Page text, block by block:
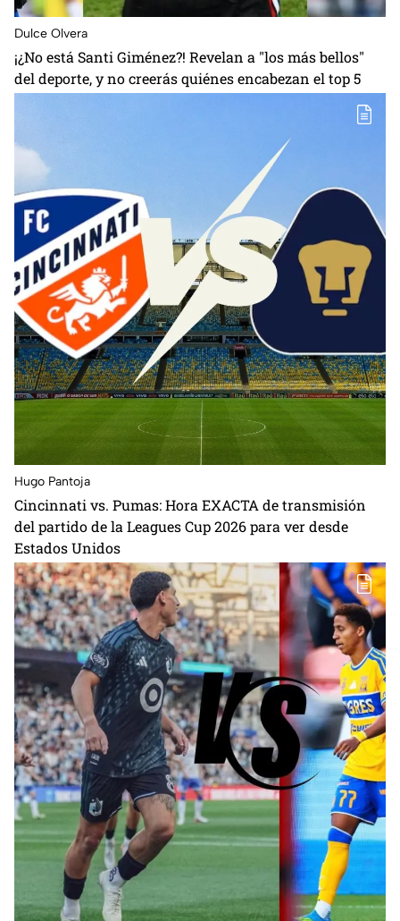
Dulce Olvera
¡¿No está Santi Giménez?! Revelan a "los más bellos"
del deporte, y no creerás quiénes encabezan el top 5
Hugo Pantoja
Cincinnati vs. Pumas: Hora EXACTA de transmisión
del partido de la Leagues Cup 2026 para ver desde
Estados Unidos